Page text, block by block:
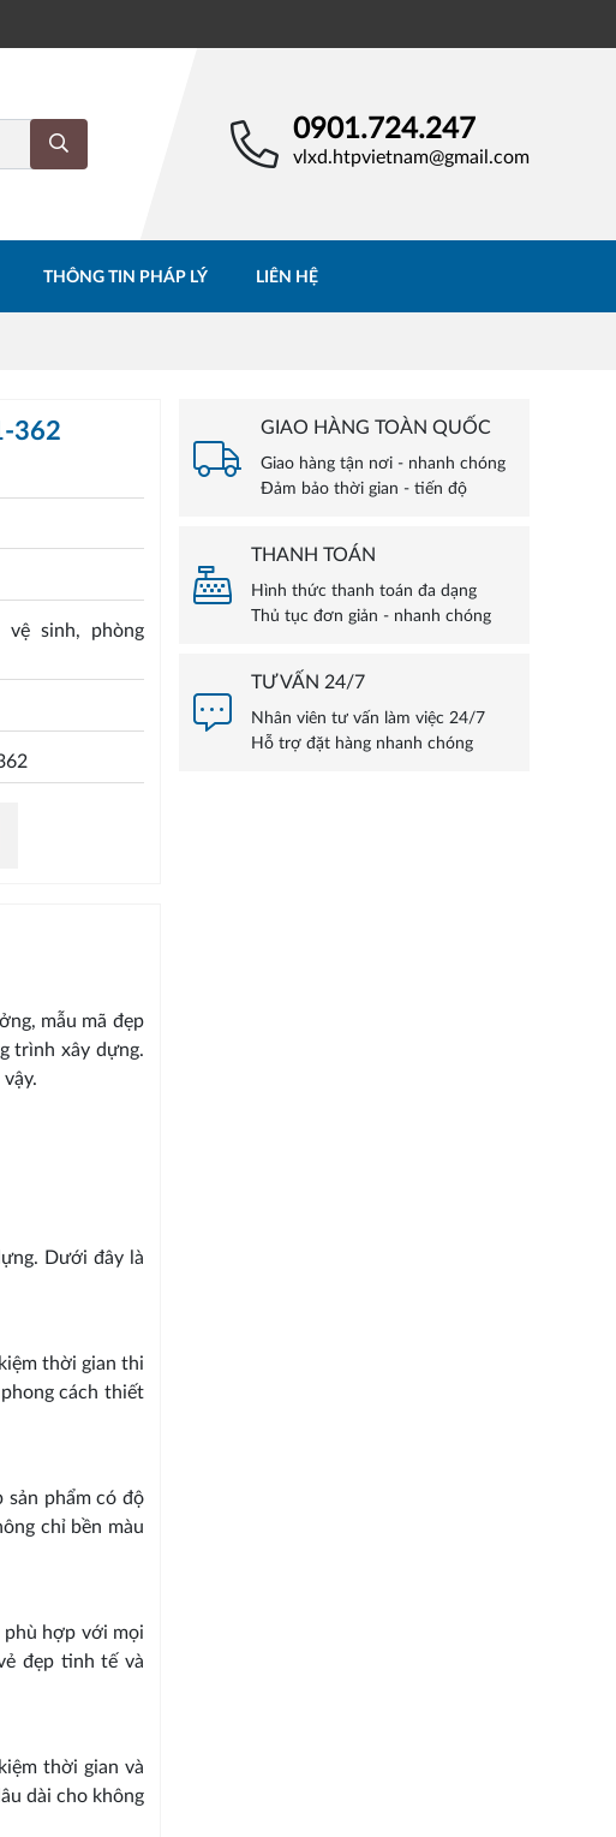
0901.724.247
vlxd.htpvietnam@gmail.com
THÔNG TIN PHÁP LÝ LIÊN HỆ
362
sinh, phòng
mẫu mã đẹp
trình xây dựng.
Dưới đây là
thời gian thi
cách thiết
sản phẩm có độ
chỉ bền màu
phù hợp với mọi
đẹp tinh tế và
thời gian và
dài cho không
GIAO HÀNG TOÀN QUỐC
Giao hàng tận nơi - nhanh chóng
Đảm bảo thời gian - tiến độ
THANH TOÁN
Hình thức thanh toán đa dạng
Thủ tục đơn giản - nhanh chóng
TƯ VẤN 24/7
Nhân viên tư vấn làm việc 24/7
Hỗ trợ đặt hàng nhanh chóng